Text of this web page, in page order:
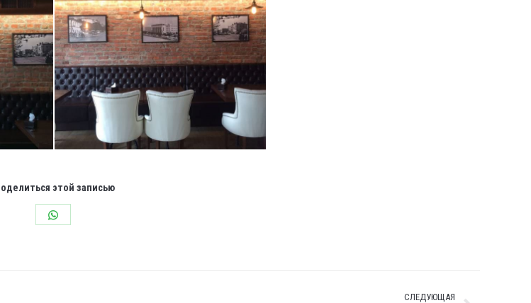
этой записью
СЛЕДУЮЩАЯ